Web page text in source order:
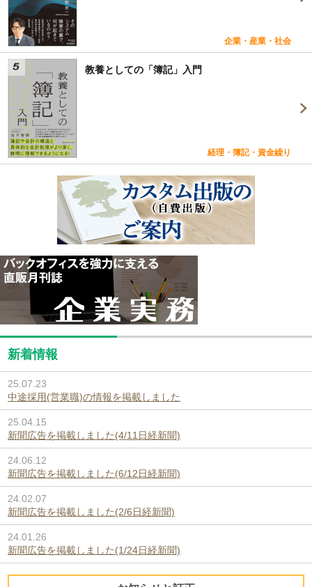
企業・産業・社会
教養としての「簿記」入門
経理・簿記・資金繰り
新着情報
25.07.23
中途採用(営業職)の情報を掲載しました
25.04.15
新聞広告を掲載しました(4/11日経新聞)
24.06.12
新聞広告を掲載しました(6/12日経新聞)
24.02.07
新聞広告を掲載しました(2/6日経新聞)
24.01.26
新聞広告を掲載しました(1/24日経新聞)